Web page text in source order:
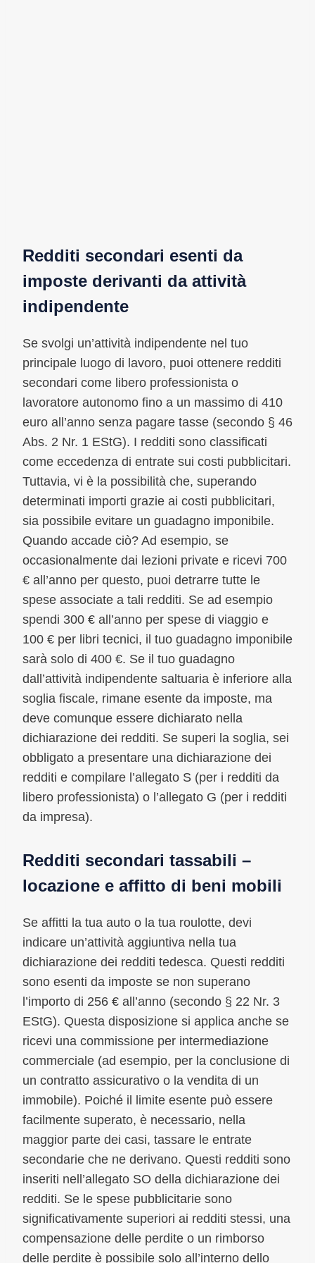
Redditi secondari esenti da
imposte derivanti da attività
indipendente
Se svolgi un’attività indipendente nel tuo
principale luogo di lavoro, puoi ottenere redditi
secondari come libero professionista o
lavoratore autonomo fino a un massimo di 410
euro all’anno senza pagare tasse (secondo § 46
Abs. 2 Nr. 1 EStG). I redditi sono classificati
come eccedenza di entrate sui costi pubblicitari.
Tuttavia, vi è la possibilità che, superando
determinati importi grazie ai costi pubblicitari,
sia possibile evitare un guadagno imponibile.
Quando accade ciò? Ad esempio, se
occasionalmente dai lezioni private e ricevi 700
€ all’anno per questo, puoi detrarre tutte le
spese associate a tali redditi. Se ad esempio
spendi 300 € all’anno per spese di viaggio e
100 € per libri tecnici, il tuo guadagno imponibile
sarà solo di 400 €. Se il tuo guadagno
dall’attività indipendente saltuaria è inferiore alla
soglia fiscale, rimane esente da imposte, ma
deve comunque essere dichiarato nella
dichiarazione dei redditi. Se superi la soglia, sei
obbligato a presentare una dichiarazione dei
redditi e compilare l’allegato S (per i redditi da
libero professionista) o l’allegato G (per i redditi
da impresa).
Redditi secondari tassabili –
locazione e affitto di beni mobili
Se affitti la tua auto o la tua roulotte, devi
indicare un’attività aggiuntiva nella tua
dichiarazione dei redditi tedesca. Questi redditi
sono esenti da imposte se non superano
l’importo di 256 € all’anno (secondo § 22 Nr. 3
EStG). Questa disposizione si applica anche se
ricevi una commissione per intermediazione
commerciale (ad esempio, per la conclusione di
un contratto assicurativo o la vendita di un
immobile). Poiché il limite esente può essere
facilmente superato, è necessario, nella
maggior parte dei casi, tassare le entrate
secondarie che ne derivano. Questi redditi sono
inseriti nell’allegato SO della dichiarazione dei
redditi. Se le spese pubblicitarie sono
significativamente superiori ai redditi stessi, una
compensazione delle perdite o un rimborso
delle perdite è possibile solo all’interno dello